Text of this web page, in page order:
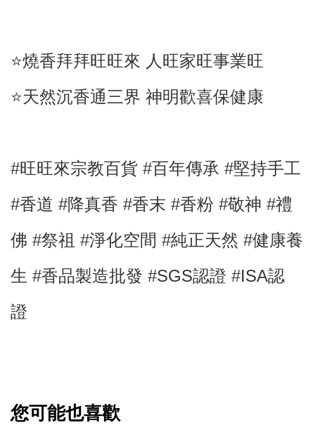
⭐️燒香拜拜旺旺來 人旺家旺事業旺
⭐️天然沉香通三界 神明歡喜保健康
#旺旺來宗教百貨 #百年傳承 #堅持手工
#香道 #降真香 #香末 #香粉 #敬神 #禮
佛 #祭祖 #淨化空間 #純正天然 #健康養
生 #香品製造批發 #SGS認證 #ISA認
證
您可能也喜歡